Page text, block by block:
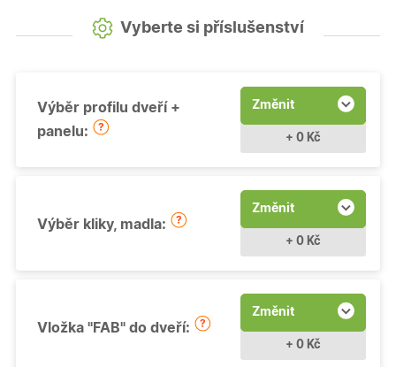
Vyberte si příslušenství
Výběr profilu dveří +
panelu:
Změnit
+ 0 Kč
Výběr kliky, madla:
Změnit
+ 0 Kč
Vložka "FAB" do dveří:
Změnit
+ 0 Kč